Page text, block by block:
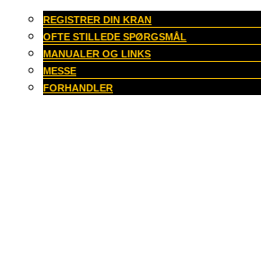
REGISTRER DIN KRAN
OFTE STILLEDE SPØRGSMÅL
MANUALER OG LINKS
MESSE
FORHANDLER